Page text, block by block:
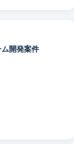
開発案件